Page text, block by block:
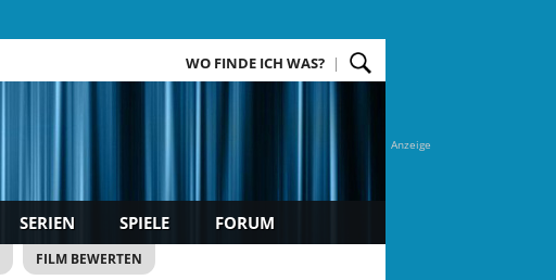
Anzeige
WO FINDE ICH WAS?
SERIEN SPIELE FORUM
FILM BEWERTEN